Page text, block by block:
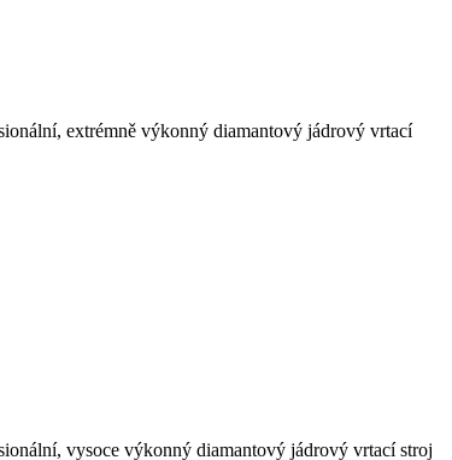
extrémně výkonný diamantový jádrový vrtací
vysoce výkonný diamantový jádrový vrtací stroj